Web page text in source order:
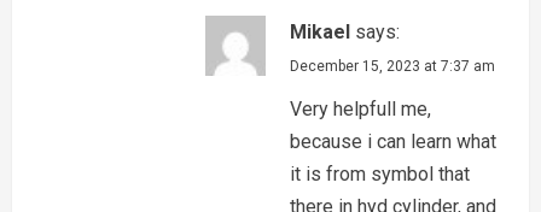
Mikael says:
December 15, 2023 at 7:37 am
Very helpfull me,
because i can learn what
it is from symbol that
there in hyd cylinder, and